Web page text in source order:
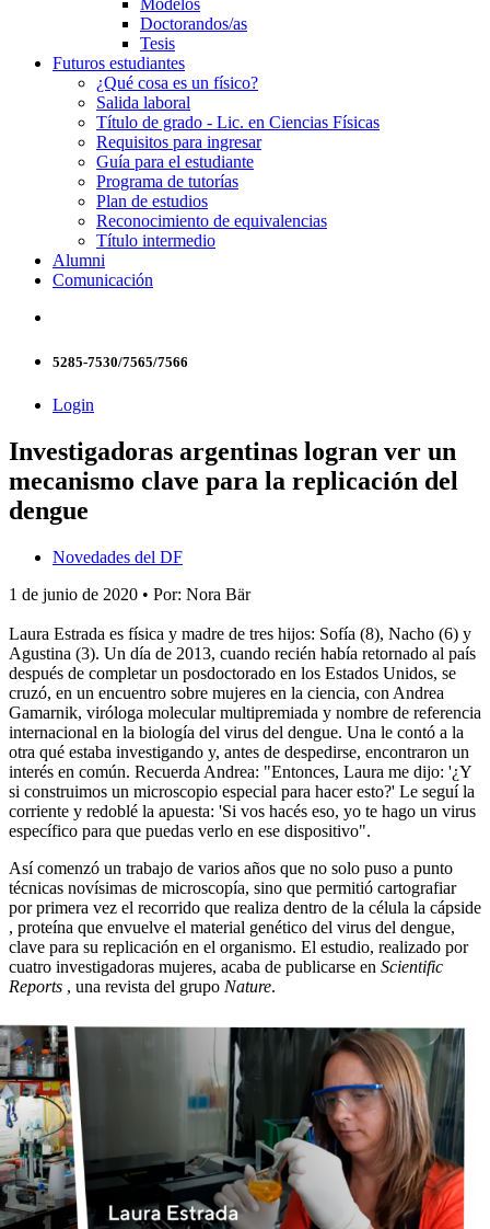
Doctorandos/as
Tesis
Futuros estudiantes
¿Qué cosa es un físico?
Salida laboral
Título de grado - Lic. en Ciencias Físicas
Requisitos para ingresar
Guía para el estudiante
Programa de tutorías
Plan de estudios
Reconocimiento de equivalencias
Título intermedio
Alumni
Comunicación
5285-7530/7565/7566
Login
Investigadoras argentinas logran ver un
mecanismo clave para la replicación del
dengue
Novedades del DF
1 de junio de 2020 • Por: Nora Bär
Laura Estrada es física y madre de tres hijos: Sofía (8), Nacho (6) y
Agustina (3). Un día de 2013, cuando recién había retornado al país
después de completar un posdoctorado en los Estados Unidos, se
cruzó, en un encuentro sobre mujeres en la ciencia, con Andrea
Gamarnik, viróloga molecular multipremiada y nombre de referencia
internacional en la biología del virus del dengue. Una le contó a la
otra qué estaba investigando y, antes de despedirse, encontraron un
interés en común. Recuerda Andrea: "Entonces, Laura me dijo: '¿Y
si construimos un microscopio especial para hacer esto?' Le seguí la
corriente y redoblé la apuesta: 'Si vos hacés eso, yo te hago un virus
específico para que puedas verlo en ese dispositivo".
Así comenzó un trabajo de varios años que no solo puso a punto
técnicas novísimas de microscopía, sino que permitió cartografiar
por primera vez el recorrido que realiza dentro de la célula la cápside
, proteína que envuelve el material genético del virus del dengue,
clave para su replicación en el organismo. El estudio, realizado por
cuatro investigadoras mujeres, acaba de publicarse en Scientific
Reports , una revista del grupo Nature.